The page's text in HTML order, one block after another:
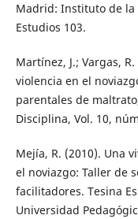
Madrid: Instituto de
Estudios 103.
Martínez, J.; Vargas,
violencia en el
parentales de
Disciplina, Vol. 10,
Mejía, R. (2010). Una
el noviazgo: Taller de
facilitadores. Tesina
Universidad